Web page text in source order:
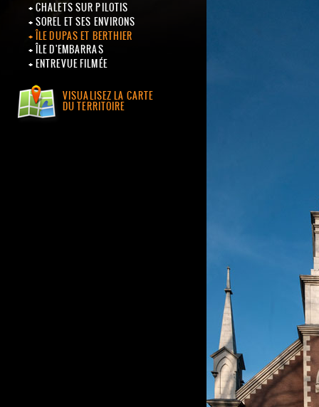
CHALETS SUR PILOTIS
SOREL ET SES ENVIRONS
ÎLE DUPAS ET BERTHIER
ÎLE D'EMBARRAS
ENTREVUE FILMÉE
VISUALISEZ LA CARTE
DU TERRITOIRE